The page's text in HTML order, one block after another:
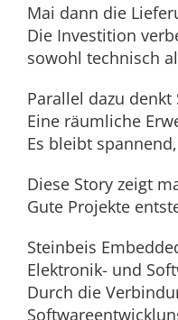
Mai dann die
Die Investition
sowohl technisch
Parallel dazu denkt
Eine räumliche
Es bleibt
Diese Story zeigt
Gute Projekte
Steinbeis
Elektronik- und
Durch die